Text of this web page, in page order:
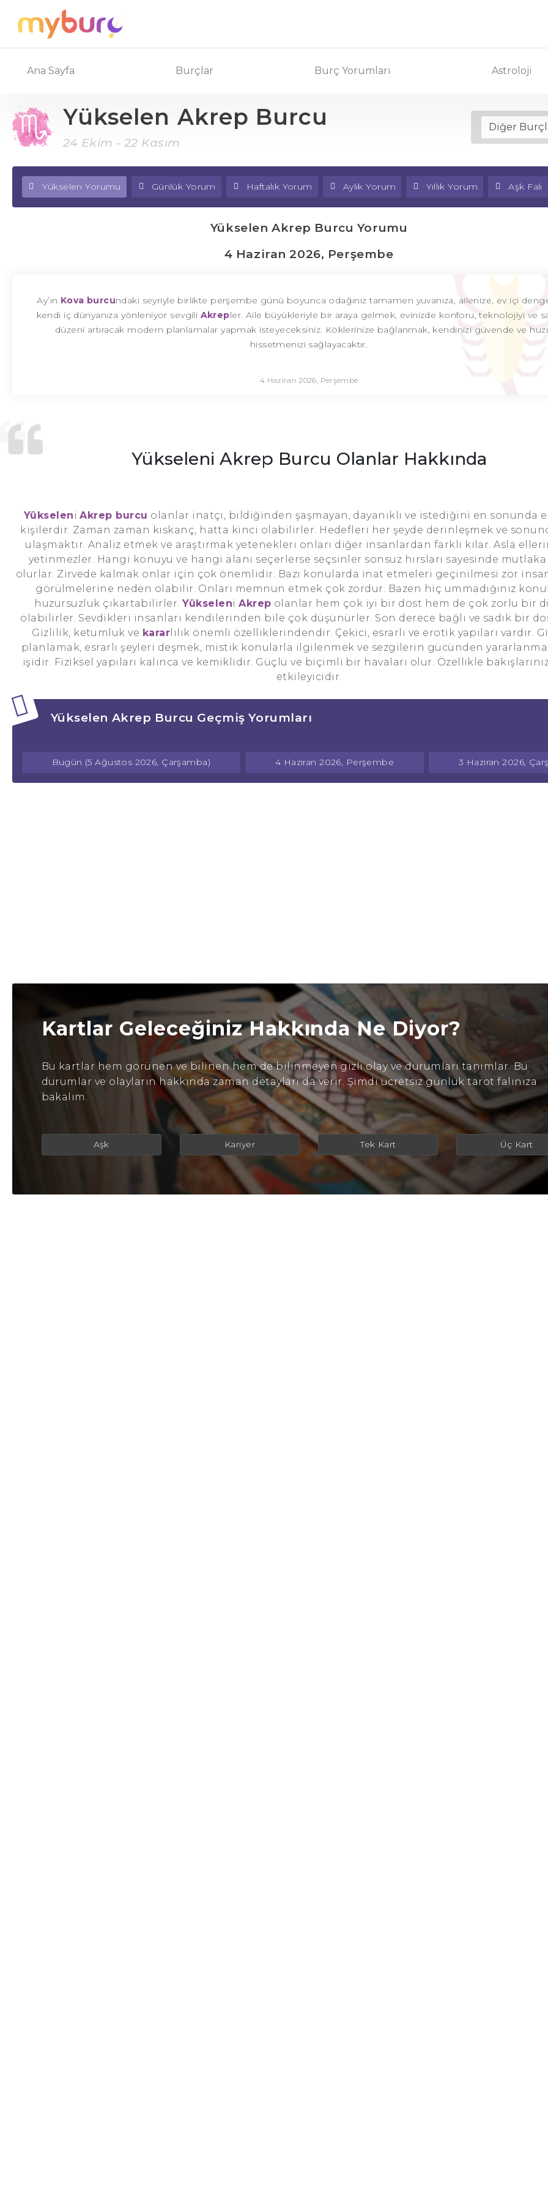
Ana Sayfa Burçlar Burç Yorumları Astroloji
Yükselen Akrep Burcu
24 Ekim - 22 Kasım
Yükselen Yorumu Günlük Yorum Haftalık Yorum Aylık Yorum Yıllık Yorum Aşk Falı
Yükselen Akrep Burcu Yorumu
4 Haziran 2026, Perşembe
Ay’ın Kova burcundaki seyriyle birlikte perşembe günü boyunca odağınız tamamen yuvanıza, ailenize, ev içi
kendi iç dünyanıza yönleniyor sevgili Akrepler. Aile büyükleriyle bir araya gelmek, evinizde konforu, teknolojiyi ve
düzeni artıracak modern planlamalar yapmak isteyeceksiniz. Köklerinize bağlanmak, kendinizi güvende ve
hissetmenizi sağlayacaktır.
4 Haziran 2026, Perşembe
Yükseleni Akrep Burcu Olanlar Hakkında
YükseleniAkrep burcu olanlar inatçı, bildiğinden şaşmayan, dayanıklı ve istediğini en sonunda
kişilerdir. Zaman zaman kıskanç, hatta kinci olabilirler. Hedefleri her şeyde derinleşmek ve
ulaşmaktır. Analiz etmek ve araştırmak yetenekleri onları diğer insanlardan farklı kılar. Asla
yetinmezler. Hangi konuyu ve hangi alanı seçerlerse seçsinler sonsuz hırsları sayesinde mutlaka
olurlar. Zirvede kalmak onlar için çok önemlidir. Bazı konularda inat etmeleri geçinilmesi zor
görülmelerine neden olabilir. Onları memnun etmek çok zordur. Bazen hiç ummadığınız
huzursuzluk çıkartabilirler.YükseleniAkrep olanlar hem çok iyi bir dost hem de çok zorlu bir
olabilirler. Sevdikleri insanları kendilerinden bile çok düşünürler. Son derece bağlı ve sadık bir
Gizlilik, ketumluk ve karar lılık önemli özelliklerindendir. Çekici, esrarlı ve erotik yapıları vardır.
planlamak, esrarlı şeyleri deşmek, mistik konularla ilgilenmek ve sezgilerin gücünden
işidir. Fiziksel yapıları kalınca ve kemiklidir. Güçlü ve biçimli bir havaları olur. Özellikle
etkileyicidir.
Yükselen Akrep Burcu Geçmiş Yorumları
Bugün (5 Ağustos 2026, Çarşamba) 4 Haziran 2026, Perşembe 3 Haziran 2026,
Kartlar Geleceğiniz Hakkında Ne Diyor?
Bu kartlar hem görünen ve bilinen hem de bilinmeyen gizli olay ve durumları tanımlar. Bu
durumlar ve olayların hakkında zaman detayları da verir. Şimdi ücretsiz günlük tarot falınıza
bakalım.
Aşk Kariyer Tek Kart Üç Kart